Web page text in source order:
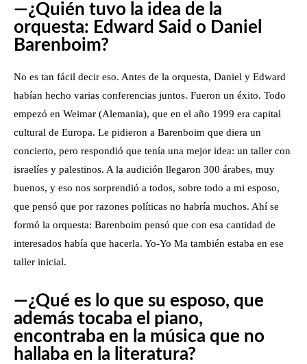
—¿Quién tuvo la idea de la
orquesta: Edward Said o Daniel
Barenboim?
No es tan fácil decir eso. Antes de la orquesta, Daniel y Edward
habían hecho varias conferencias juntos. Fueron un éxito. Todo
empezó en Weimar (Alemania), que en el año 1999 era capital
cultural de Europa. Le pidieron a Barenboim que diera un
concierto, pero respondió que tenía una mejor idea: un taller con
israelíes y palestinos. A la audición llegaron 300 árabes, muy
buenos, y eso nos sorprendió a todos, sobre todo a mi esposo,
que pensó que por razones políticas no habría muchos. Ahí se
formó la orquesta: Barenboim pensó que con esa cantidad de
interesados había que hacerla. Yo-Yo Ma también estaba en ese
taller inicial.
—¿Qué es lo que su esposo, que
además tocaba el piano,
encontraba en la música que no
hallaba en la literatura?